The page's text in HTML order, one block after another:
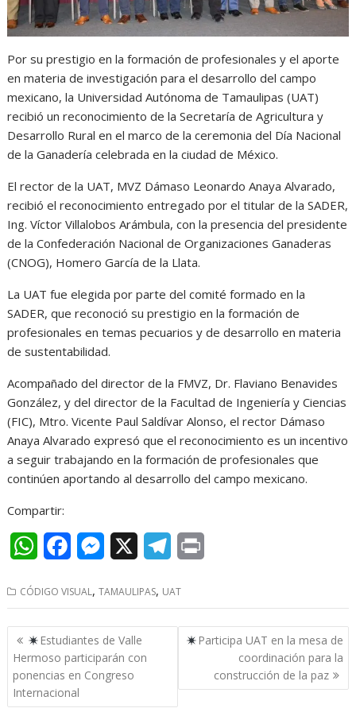
p
k
e
m
Por su prestigio en la formación de profesionales y el aporte
en materia de investigación para el desarrollo del campo
mexicano, la Universidad Autónoma de Tamaulipas (UAT)
recibió un reconocimiento de la Secretaría de Agricultura y
Desarrollo Rural en el marco de la ceremonia del Día Nacional
de la Ganadería celebrada en la ciudad de México.
El rector de la UAT, MVZ Dámaso Leonardo Anaya Alvarado,
recibió el reconocimiento entregado por el titular de la SADER,
Ing. Víctor Villalobos Arámbula, con la presencia del presidente
de la Confederación Nacional de Organizaciones Ganaderas
(CNOG), Homero García de la Llata.
La UAT fue elegida por parte del comité formado en la
SADER, que reconoció su prestigio en la formación de
profesionales en temas pecuarios y de desarrollo en materia
de sustentabilidad.
Acompañado del director de la FMVZ, Dr. Flaviano Benavides
González, y del director de la Facultad de Ingeniería y Ciencias
(FIC), Mtro. Vicente Paul Saldívar Alonso, el rector Dámaso
Anaya Alvarado expresó que el reconocimiento es un incentivo
a seguir trabajando en la formación de profesionales que
continúen aportando al desarrollo del campo mexicano.
Compartir:
W
a
t
s
A
p
c
e
b
o
o
M
s
s
e
n
g
l
e
a
n
CÓDIGO VISUAL,TAMAULIPAS, UAT
Navegación
de
entradas
Estudiantes de Valle
Hermoso participarán con
ponencias en Congreso
Internacional
Participa UAT en la mesa de
coordinación para la
construcción de la paz